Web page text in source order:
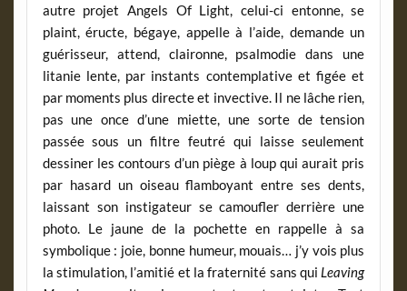
autre projet Angels Of Light, celui-ci entonne, se
plaint, éructe, bégaye, appelle à l’aide, demande un
guérisseur, attend, claironne, psalmodie dans une
litanie lente, par instants contemplative et figée et
par moments plus directe et invective. Il ne lâche rien,
pas une once d’une miette, une sorte de tension
passée sous un filtre feutré qui laisse seulement
dessiner les contours d’un piège à loup qui aurait pris
par hasard un oiseau flamboyant entre ses dents,
laissant son instigateur se camoufler derrière une
photo. Le jaune de la pochette en rappelle à sa
symbolique : joie, bonne humeur, mouais… j’y vois plus
la stimulation, l’amitié et la fraternité sans qui Leaving